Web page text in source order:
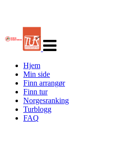
navigasjon
Hjem
Min side
Finn arrangør
Finn tur
Norgesranking
Turblogg
FAQ